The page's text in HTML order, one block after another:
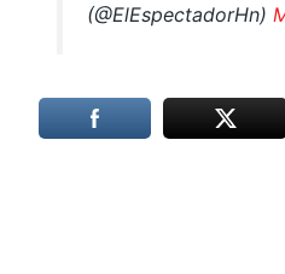
(@ElEspectadorHn)